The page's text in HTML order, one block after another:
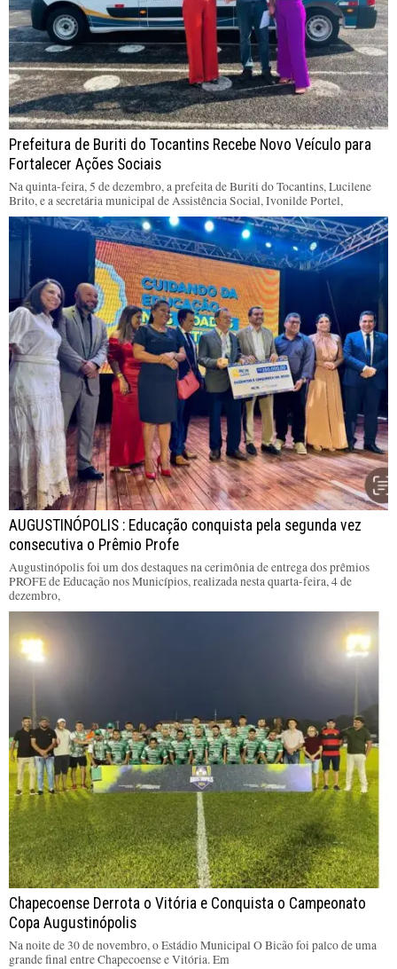
Prefeitura de Buriti do Tocantins Recebe Novo Veículo para
Fortalecer Ações Sociais
Na quinta-feira, 5 de dezembro, a prefeita de Buriti do Tocantins, Lucilene
Brito, e a secretária municipal de Assistência Social, Ivonilde Portel,
AUGUSTINÓPOLIS : Educação conquista pela segunda vez
consecutiva o Prêmio Profe
Augustinópolis foi um dos destaques na cerimônia de entrega dos prêmios
PROFE de Educação nos Municípios, realizada nesta quarta-feira, 4 de
dezembro,
Chapecoense Derrota o Vitória e Conquista o Campeonato
Copa Augustinópolis
Na noite de 30 de novembro, o Estádio Municipal O Bicão foi palco de uma
grande final entre Chapecoense e Vitória. Em